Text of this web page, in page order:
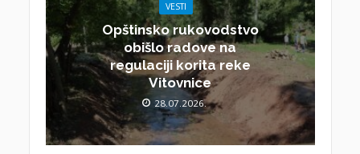
VESTI
Opštinsko rukovodstvo
obišlo radove na
regulaciji korita reke
Vitovnice
28.07.2026.